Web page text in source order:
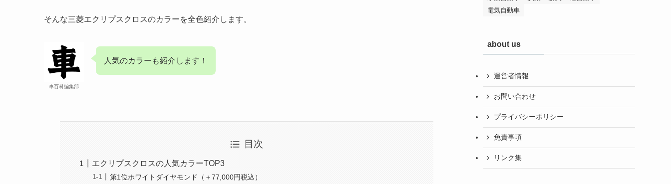
そんな三菱エクリプスクロスのカラーを全色紹介します。
車百科編集部
人気のカラーも紹介します！
目次
エクリプスクロスの人気カラーTOP3
第1位ホワイトダイヤモンド（＋77,000円税込）
電気自動車
about us
運営者情報
お問い合わせ
プライバシーポリシー
免責事項
リンク集